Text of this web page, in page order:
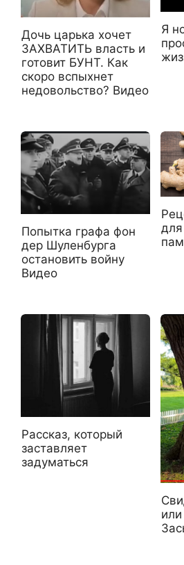
Дочь царька хочет
ЗАХВАТИТЬ власть и
готовит БУНТ. Как
скоро вспыхнет
недовольство? Видео
Я
Попытка графа фон
дер Шуленбурга
остановить войну
Видео
Рассказ, который
заставляет
задуматься